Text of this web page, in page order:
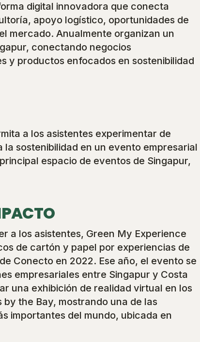
digital innovadora que conecta
apoyo logístico, oportunidades de
mercado. Anualmente organizan un
conectando negocios
y productos enfocados en sostenibilidad
a los asistentes experimentar de
la sostenibilidad en un evento empresarial
espacio de eventos de Singapur,
a los asistentes, Green My Experience
de cartón y papel por experiencias de
Conecto en 2022. Ese año, el evento se
empresariales entre Singapur y Costa
una exhibición de realidad virtual en los
the Bay, mostrando una de las
importantes del mundo, ubicada en